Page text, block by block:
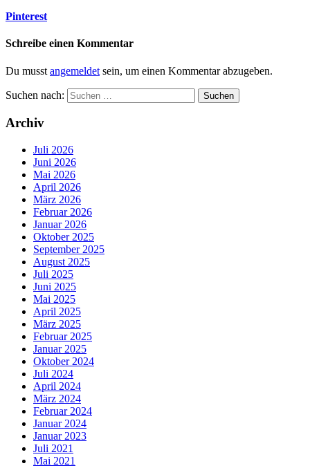
Pinterest
Schreibe einen Kommentar
Du musst angemeldet sein, um einen Kommentar abzugeben.
Suchen nach:
Archiv
Juli 2026
Juni 2026
Mai 2026
April 2026
März 2026
Februar 2026
Januar 2026
Oktober 2025
September 2025
August 2025
Juli 2025
Juni 2025
Mai 2025
April 2025
März 2025
Februar 2025
Januar 2025
Oktober 2024
Juli 2024
April 2024
März 2024
Februar 2024
Januar 2024
Januar 2023
Juli 2021
Mai 2021